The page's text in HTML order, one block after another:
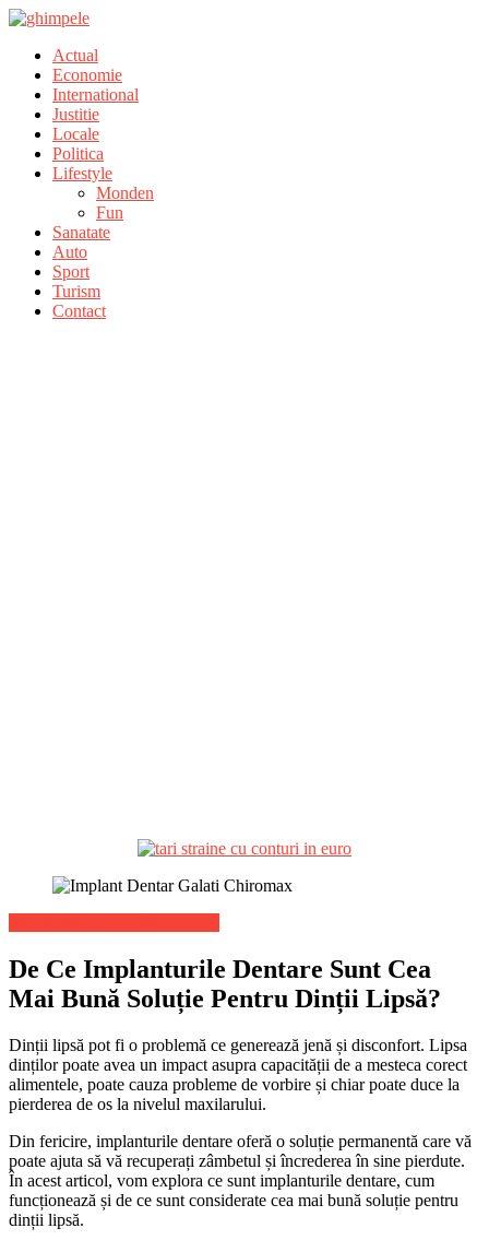
Actual
Economie
International
Justitie
Locale
Politica
Lifestyle
Monden
Fun
Sanatate
Auto
Sport
Turism
Contact
De Ce Implanturile Dentare Sunt Cea
Mai Bună Soluție Pentru Dinții Lipsă?
Dinții lipsă pot fi o problemă ce generează jenă și disconfort. Lipsa
dinților poate avea un impact asupra capacității de a mesteca corect
alimentele, poate cauza probleme de vorbire și chiar poate duce la
pierderea de os la nivelul maxilarului.
Din fericire, implanturile dentare oferă o soluție permanentă care vă
poate ajuta să vă recuperați zâmbetul și încrederea în sine pierdute.
În acest articol, vom explora ce sunt implanturile dentare, cum
funcționează și de ce sunt considerate cea mai bună soluție pentru
dinții lipsă.